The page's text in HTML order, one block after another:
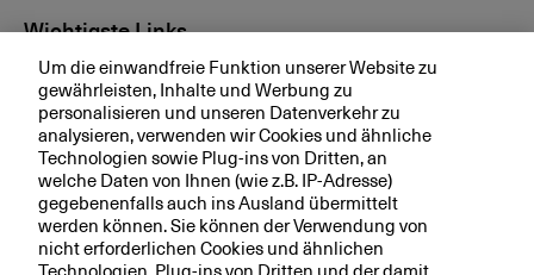
Wichtigste Links
Investor Relations
Medien
bkb.ch
Ihre BKB
Um die einwandfreie Funktion unserer Website zu
gewährleisten, Inhalte und Werbung zu
personalisieren und unseren Datenverkehr zu
analysieren, verwenden wir Cookies und ähnliche
Technologien sowie Plug-ins von Dritten, an
welche Daten von Ihnen (wie z.B. IP-Adresse)
gegebenenfalls auch ins Ausland übermittelt
werden können. Sie können der Verwendung von
nicht erforderlichen Cookies und ähnlichen